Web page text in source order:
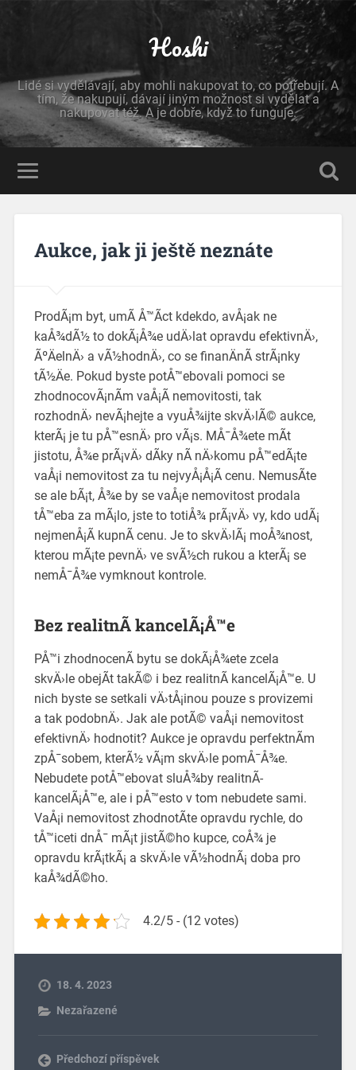
Hoshi
Lidé si vydělávají, aby mohli nakupovat to, co potřebují. A
tím, že nakupují, dávají jiným možnost si vydělat a
nakupovat též. A je dobře, když to funguje.
Aukce, jak ji ještě neznáte
ProdÃ¡m byt, umÃ­ Å™Ã­ct kdekdo, avÅ¡ak ne
kaÅ¾dÃ½ to dokÃ¡Å¾e udÄ›lat opravdu efektivnÄ›,
ÃºÄelnÄ› a vÃ½hodnÄ›, co se finanÄnÃ­ strÃ¡nky
tÃ½Äe. Pokud byste potÅ™ebovali pomoci se
zhodnocovÃ¡nÃ­m vaÅ¡Ã­ nemovitosti, tak
rozhodnÄ› nevÃ¡hejte a vyuÅ¾ijte skvÄ›lÃ© aukce,
kterÃ¡ je tu pÅ™esnÄ› pro vÃ¡s. MÅ¯Å¾ete mÃ­t
jistotu, Å¾e prÃ¡vÄ› dÃ­ky nÃ­ nÄ›komu pÅ™edÃ¡te
vaÅ¡i nemovitost za tu nejvyÅ¡Å¡Ã­ cenu. NemusÃ­te
se ale bÃ¡t, Å¾e by se vaÅ¡e nemovitost prodala
tÅ™eba za mÃ¡lo, jste to totiÅ¾ prÃ¡vÄ› vy, kdo udÃ¡
nejmenÅ¡Ã­ kupnÃ­ cenu. Je to skvÄ›lÃ¡ moÅ¾nost,
kterou mÃ¡te pevnÄ› ve svÃ½ch rukou a kterÃ¡ se
nemÅ¯Å¾e vymknout kontrole.
Bez realitnÃ­ kancelÃ¡Å™e
PÅ™i zhodnocenÃ­ bytu se dokÃ¡Å¾ete zcela
skvÄ›le obejÃ­t takÃ© i bez realitnÃ­ kancelÃ¡Å™e. U
nich byste se setkali vÄ›tÅ¡inou pouze s provizemi
a tak podobnÄ›. Jak ale potÃ© vaÅ¡i nemovitost
efektivnÄ› hodnotit? Aukce je opravdu perfektnÃ­m
zpÅ¯sobem, kterÃ½ vÃ¡m skvÄ›le pomÅ¯Å¾e.
Nebudete potÅ™ebovat sluÅ¾by realitnÃ­
kancelÃ¡Å™e, ale i pÅ™esto v tom nebudete sami.
VaÅ¡i nemovitost zhodnotÃ­te opravdu rychle, do
tÅ™iceti dnÅ¯ mÃ¡t jistÃ©ho kupce, coÅ¾ je
opravdu krÃ¡tkÃ¡ a skvÄ›le vÃ½hodnÃ¡ doba pro
kaÅ¾dÃ©ho.
4.2/5 - (12 votes)
18. 4. 2023
Nezařazené
Předchozí příspěvek